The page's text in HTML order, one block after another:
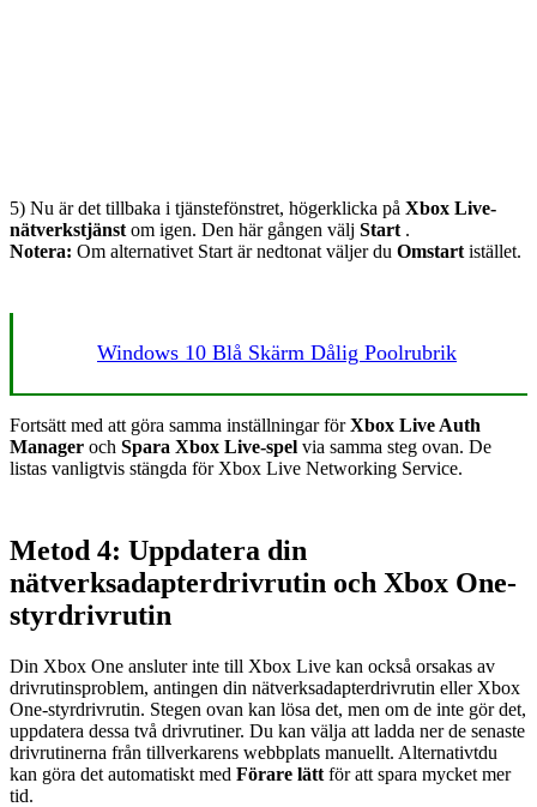
5) Nu är det tillbaka i tjänstefönstret, högerklicka på Xbox Live-
nätverkstjänst om igen. Den här gången välj Start .
Notera: Om alternativet Start är nedtonat väljer du Omstart istället.
Windows 10 Blå Skärm Dålig Poolrubrik
Fortsätt med att göra samma inställningar förXbox Live Auth
Manager och Spara Xbox Live-spel via samma steg ovan. De
listas vanligtvis stängda för Xbox Live Networking Service.
Metod 4: Uppdatera din
nätverksadapterdrivrutin och Xbox One-
styrdrivrutin
Din Xbox One ansluter inte till Xbox Live kan också orsakas av
drivrutinsproblem, antingen din nätverksadapterdrivrutin eller Xbox
One-styrdrivrutin. Stegen ovan kan lösa det, men om de inte gör det,
uppdatera dessa två drivrutiner. Du kan välja att ladda ner de senaste
drivrutinerna från tillverkarens webbplats manuellt. Alternativtdu
kan göra det automatiskt med Förare lätt för att spara mycket mer
tid.